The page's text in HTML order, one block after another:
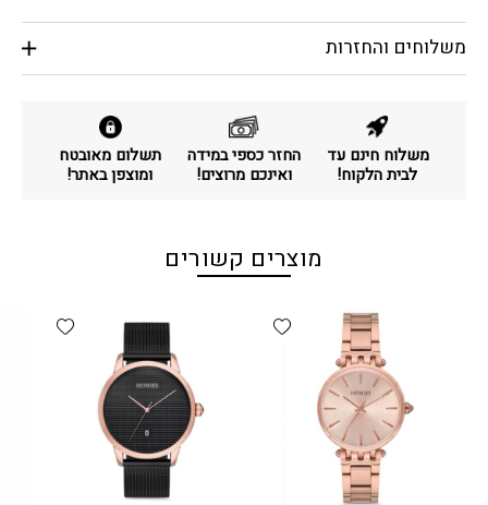
משלוחים והחזרות
משלוח חינם עד
לבית הלקוח!
החזר כספי במידה
ואינכם מרוצים!
תשלום מאובטח
ומוצפן באתר!
מוצרים קשורים
Add wishlist
wishlist